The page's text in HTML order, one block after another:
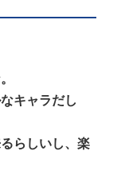
キャラだし
らしいし、楽